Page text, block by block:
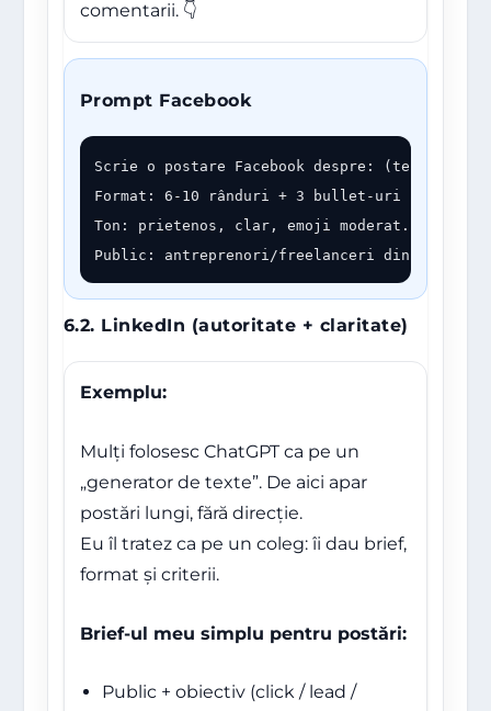
comentarii. 👇
Prompt Facebook
Scrie o postare Facebook despre: (tema).
Format: 6-10 rânduri + 3 bullet-uri +
Ton: prietenos, clar, emoji moderat.
Public: antreprenori/freelanceri din România.
6.2. LinkedIn (autoritate + claritate)
Exemplu:
Mulți folosesc ChatGPT ca pe un
„generator de texte”. De aici apar
postări lungi, fără direcție.
Eu îl tratez ca pe un coleg: îi dau brief,
format și criterii.
Brief-ul meu simplu pentru postări:
Public + obiectiv (click / lead /